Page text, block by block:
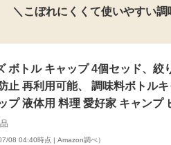
＼こぼれにくくて使いやすい調
ボトル キャップ 4個セッド、
止 再利用可能、 調味料ボトル
プ 液体用 料理 愛好家 キャンプ
08 04:40時点 | Amazon調べ）